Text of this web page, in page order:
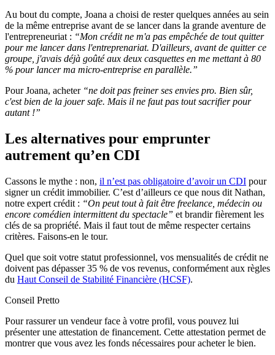
Au bout du compte, Joana a choisi de rester quelques années au sein
de la même entreprise avant de se lancer dans la grande aventure de
l'entrepreneuriat : “Mon crédit ne m'a pas empêchée de tout quitter
pour me lancer dans l'entreprenariat. D'ailleurs, avant de quitter ce
groupe, j'avais déjà goûté aux deux casquettes en me mettant à 80
% pour lancer ma micro-entreprise en parallèle.”
Pour Joana, acheter “ne doit pas freiner ses envies pro. Bien sûr,
c'est bien de la jouer safe. Mais il ne faut pas tout sacrifier pour
autant !”
Les alternatives pour emprunter
autrement qu’en CDI
Cassons le mythe : non, il n’est pas obligatoire d’avoir un CDI pour
signer un crédit immobilier. C’est d’ailleurs ce que nous dit Nathan,
notre expert crédit : “On peut tout à fait être freelance, médecin ou
encore comédien intermittent du spectacle” et brandir fièrement les
clés de sa propriété. Mais il faut tout de même respecter certains
critères. Faisons-en le tour.
Quel que soit votre statut professionnel, vos mensualités de crédit ne
doivent pas dépasser 35 % de vos revenus, conformément aux règles
du Haut Conseil de Stabilité Financière (HCSF).
Conseil Pretto
Pour rassurer un vendeur face à votre profil, vous pouvez lui
présenter une attestation de financement. Cette attestation permet de
montrer que vous avez les fonds nécessaires pour acheter le bien.